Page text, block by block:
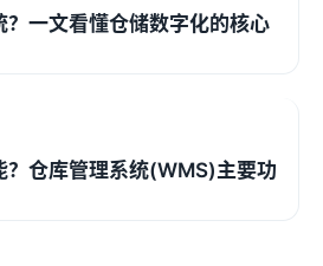
一文看懂仓储数字化的核心
？仓库管理系统(WMS)主要功